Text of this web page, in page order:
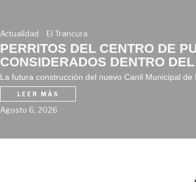
Actualidad El Trancura
PERRITOS DEL CENTRO DE
CONSIDERADOS DENTRO
La futura construcción del nuevo Canil Municipal
LEER MÁS
Agosto 6, 2026